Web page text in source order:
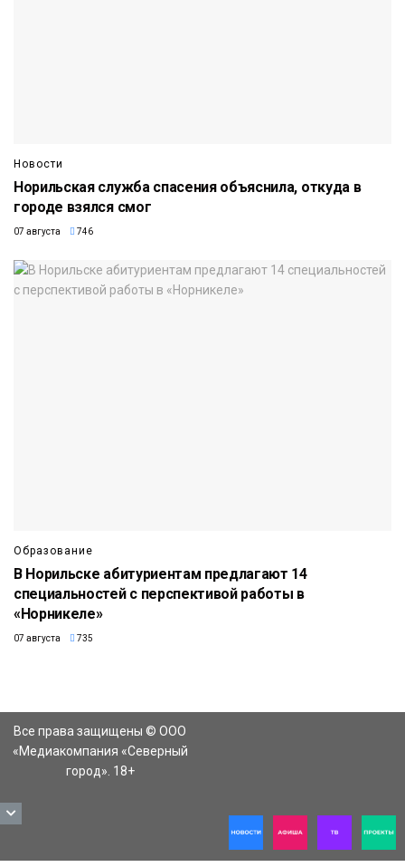
Новости
Норильская служба спасения объяснила, откуда в
городе взялся смог
07 августа 746
Образование
В Норильске абитуриентам предлагают 14
специальностей с перспективой работы в
«Норникеле»
07 августа 735
Все права защищены © ООО
«Медиакомпания «Северный
город». 18+